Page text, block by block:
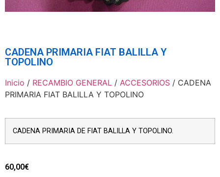
CADENA PRIMARIA FIAT BALILLA Y
TOPOLINO
Inicio / RECAMBIO GENERAL / ACCESORIOS / CADENA
PRIMARIA FIAT BALILLA Y TOPOLINO
CADENA PRIMARIA DE FIAT BALILLA Y TOPOLINO.
60,00€